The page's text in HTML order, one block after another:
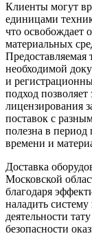
Клиенты могут
единицами
что освобождает
материальных
Предоставляемая
необходимой
и
подход позволяет
лицензирования
поставок с
полезна в период
времени и
Доставка
Московской
благодаря
наладить систему
деятельности
безопасности